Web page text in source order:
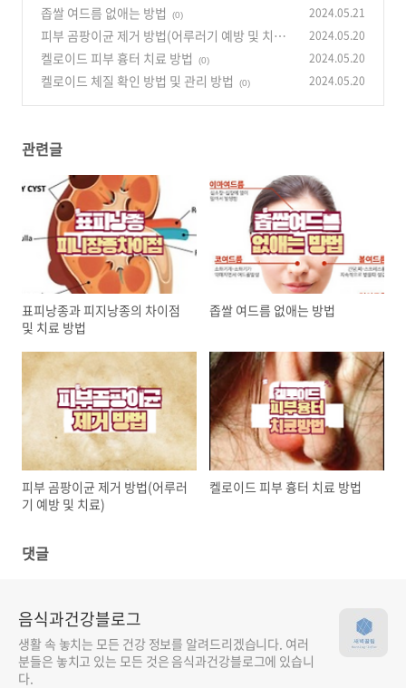
좁쌀 여드름 없애는 방법 (0) 2024.05.21
피부 곰팡이균 제거 방법(어루러기 예방 및 치료)
(0)
2024.05.20
켈로이드 피부 흉터 치료 방법 (0) 2024.05.20
켈로이드 체질 확인 방법 및 관리 방법 (0) 2024.05.20
관련글
표피낭종과 피지낭종의 차이점
및 치료 방법
좁쌀 여드름 없애는 방법
피부 곰팡이균 제거 방법(어루러
기 예방 및 치료)
켈로이드 피부 흉터 치료 방법
댓글
음식과건강블로그
생활 속 놓치는 모든 건강 정보를 알려드리겠습니다. 여러
분들은 놓치고 있는 모든 것은 음식과건강블로그에 있습니
다.